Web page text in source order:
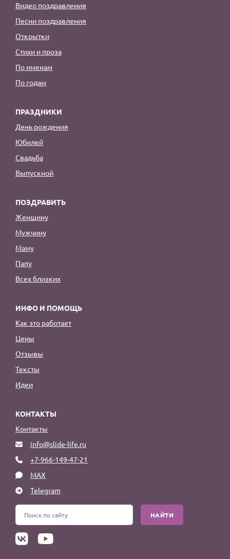
Видео поздравления
Песни поздравления
Открытки
Стихи и проза
По именам
По годам
ПРАЗДНИКИ
День рождения
Юбилей
Свадьба
Выпускной
ПОЗДРАВИТЬ
Женщину
Мужчину
Маму
Папу
Всех близких
ИНФО И ПОМОЩЬ
Как это работает
Цены
Отзывы
Тексты
Идеи
КОНТАКТЫ
Контакты
info@slide-life.ru
+7-966-149-47-21
MAX
Telegram
НАЙТИ